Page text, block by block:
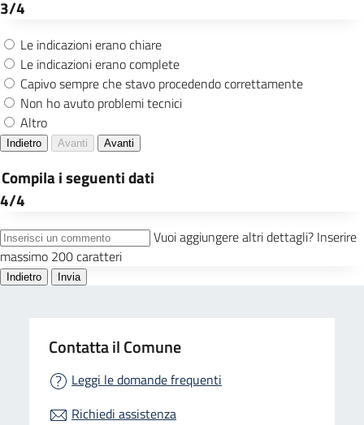
Contatta il Comune
Leggi le domande frequenti
Richiedi assistenza